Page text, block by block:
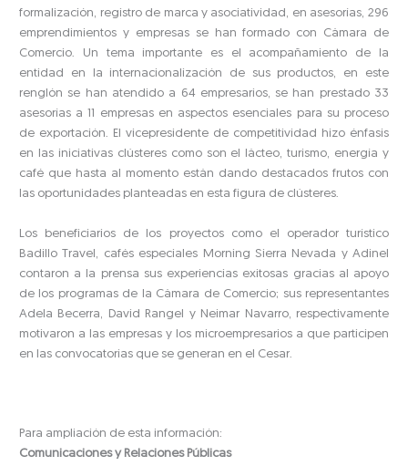
formalización, registro de marca y asociatividad, en asesorías, 296
emprendimientos y empresas se han formado con Cámara de
Comercio. Un tema importante es el acompañamiento de la
entidad en la internacionalización de sus productos, en este
renglón se han atendido a 64 empresarios, se han prestado 33
asesorías a 11 empresas en aspectos esenciales para su proceso
de exportación. El vicepresidente de competitividad hizo énfasis
en las iniciativas clústeres como son el lácteo, turismo, energía y
café que hasta al momento están dando destacados frutos con
las oportunidades planteadas en esta figura de clústeres.
Los beneficiarios de los proyectos como el operador turístico
Badillo Travel, cafés especiales Morning Sierra Nevada y Adinel
contaron a la prensa sus experiencias exitosas gracias al apoyo
de los programas de la Cámara de Comercio; sus representantes
Adela Becerra, David Rangel y Neimar Navarro, respectivamente
motivaron a las empresas y los microempresarios a que participen
en las convocatorias que se generan en el Cesar.
Para ampliación de esta información:
Comunicaciones y Relaciones Públicas